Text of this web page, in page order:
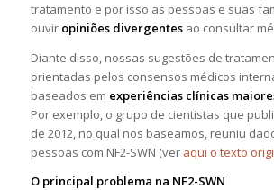
tratamento e por isso as pessoas e suas
ouvir opiniões divergentesao consultar
Diante disso, nossas sugestões de
orientadas pelos consensos médicos
baseados em experiências clínicas
Por exemplo, o grupo de cientistas que
de 2012, no qual nos baseamos, reuniu
pessoas com NF2-SWN (ver aqui o texto
O principal problema na NF2-SWN